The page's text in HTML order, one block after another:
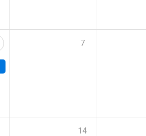
7
14